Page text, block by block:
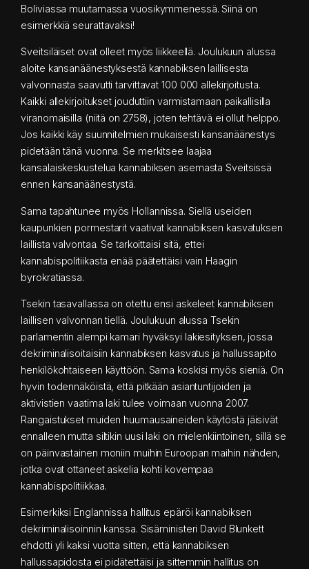
Boliviassa muutamassa vuosikymmenessä. Siinä on
esimerkkiä seurattavaksi!
Sveitsiläiset ovat olleet myös liikkeellä. Joulukuun alussa
aloite kansanäänestyksestä kannabiksen laillisesta
valvonnasta saavutti tarvittavat 100 000 allekirjoitusta.
Kaikki allekirjoitukset jouduttiin varmistamaan paikallisilla
viranomaisilla (niitä on 2758), joten tehtävä ei ollut helppo.
Jos kaikki käy suunnitelmien mukaisesti kansanäänestys
pidetään tänä vuonna. Se merkitsee laajaa
kansalaiskeskustelua kannabiksen asemasta Sveitsissä
ennen kansanäänestystä.
Sama tapahtunee myös Hollannissa. Siellä useiden
kaupunkien pormestarit vaativat kannabiksen kasvatuksen
laillista valvontaa. Se tarkoittaisi sitä, ettei
kannabispolitiikasta enää päätettäisi vain Haagin
byrokratiassa.
Tsekin tasavallassa on otettu ensi askeleet kannabiksen
laillisen valvonnan tiellä. Joulukuun alussa Tsekin
parlamentin alempi kamari hyväksyi lakiesityksen, jossa
dekriminalisoitaisiin kannabiksen kasvatus ja hallussapito
henkilökohtaiseen käyttöön. Sama koskisi myös sieniä. On
hyvin todennäköistä, että pitkään asiantuntijoiden ja
aktivistien vaatima laki tulee voimaan vuonna 2007.
Rangaistukset muiden huumausaineiden käytöstä jäisivät
ennalleen mutta siltikin uusi laki on mielenkiintoinen, sillä se
on päinvastainen moniin muihin Euroopan maihin nähden,
jotka ovat ottaneet askelia kohti kovempaa
kannabispolitiikkaa.
Esimerkiksi Englannissa hallitus epäröi kannabiksen
dekriminalisoinnin kanssa. Sisäministeri David Blunkett
ehdotti yli kaksi vuotta sitten, että kannabiksen
hallussapidosta ei pidätettäisi ja sittemmin hallitus on